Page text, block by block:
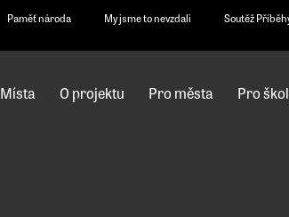
Paměť národa My jsme to nevzdali Soutěž
Místa O projektu Pro města Pro